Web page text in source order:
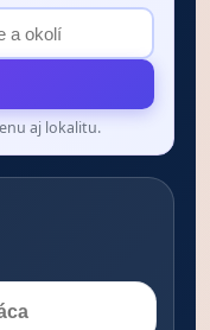
aj lokalitu.